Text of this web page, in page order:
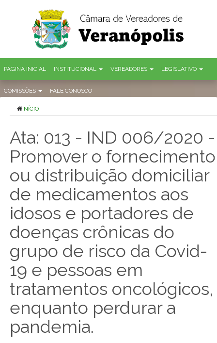
PÁGINA INICIAL INSTITUCIONAL VEREADORES LEGISLATIVO
COMISSÕES FALE CONOSCO
INÍCIO
Ata: 013 - IND 006/2020 -
Promover o fornecimento
ou distribuição domiciliar
de medicamentos aos
idosos e portadores de
doenças crônicas do
grupo de risco da Covid-
19 e pessoas em
tratamentos oncológicos,
enquanto perdurar a
pandemia.